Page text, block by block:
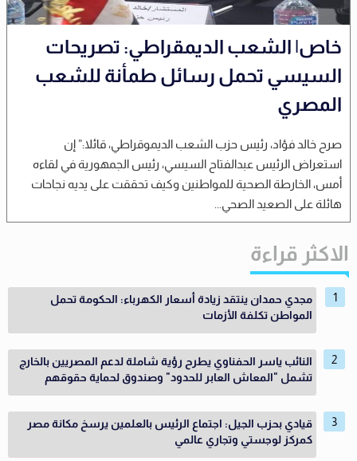
خاص| الشعب الديمقراطي: تصريحات
السيسي تحمل رسائل طمأنة للشعب
المصري
صرح خالد فؤاد، رئيس حزب الشعب الديموقراطي، قائلا:” إن
استعراض الرئيس عبدالفتاح السيسي، رئيس الجمهورية في لقاءه
أمس، الخارطة الصحية للمواطنين وكيف تحققت على يديه نجاحات
هائلة على الصعيد الصحي...
الاكثر قراءة
مجدي حمدان ينتقد زيادة أسعار الكهرباء: الحكومة تحمل
المواطن تكلفة الأزمات
النائب ياسر الحفناوي يطرح رؤية شاملة لدعم المصريين بالخارج
تشمل "المعاش العابر للحدود" وصندوق لحماية حقوقهم
قيادي بحزب الجيل: اجتماع الرئيس بالعلمين يرسخ مكانة مصر
كمركز لوجستي وتجاري عالمي